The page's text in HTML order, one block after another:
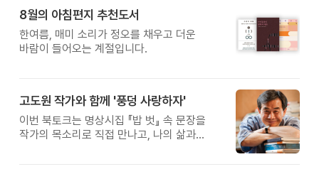
8월의 아침편지 추천도서
한여름, 매미 소리가 정오를 채우고 더운
바람이 들어오는 계절입니다.
고도원 작가와 함께 '풍덩 사랑하자'
이번 북토크는 명상시집 『밥 벗』 속 문장을
작가의 목소리로 직접 만나고, 나의 삶과